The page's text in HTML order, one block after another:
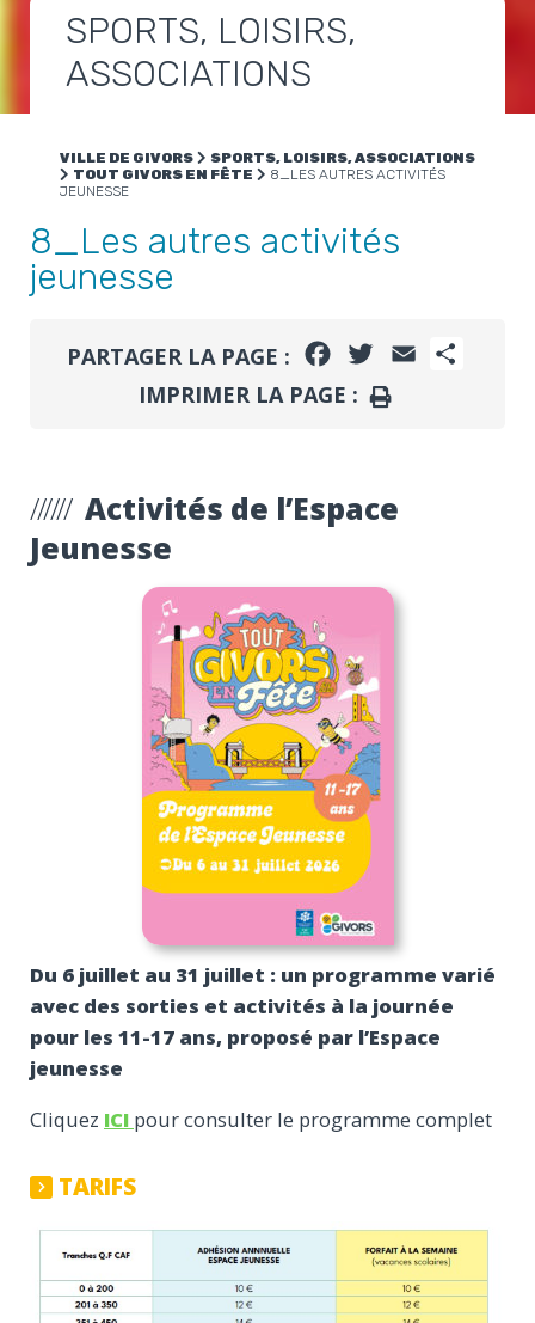
SPORTS, LOISIRS,
ASSOCIATIONS
VILLE DE GIVORS
SPORTS, LOISIRS, ASSOCIATIONS
TOUT GIVORS EN FÊTE
8_LES AUTRES ACTIVITÉS
JEUNESSE
8_Les autres activités
jeunesse
PARTAGER LA PAGE : FACEBOOKTWITTER
EMAIL
IMPRIMER LA PAGE : IMPRIMER
Activités de l’Espace
Jeunesse
Du 6 juillet au 31 juillet : un programme varié
avec des sorties et activités à la journée
pour les 11-17 ans, proposé par l’Espace
jeunesse
Cliquez ICI pour consulter le programme complet
TARIFS